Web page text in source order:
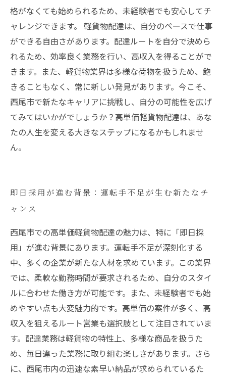
格がなくても始められるため、未経験者でも安心してチ
ャレンジできます。 軽貨物配達は、自分のペースで仕事
ができる自由さがあります。配達ルートを自分で決めら
れるため、効率良く業務を行い、高収入を得ることがで
きます。また、軽貨物業界は多様な荷物を扱うため、飽
きることもなく、常に新しい発見があります。今こそ、
西尾市で新たなキャリアに挑戦し、自分の可能性を広げ
てみてはいかがでしょうか？高単価軽貨物配達は、あな
たの人生を変える大きなステップになるかもしれませ
ん。
即日採用が進む背景：運転手不足が生む新たなチ
ャンス
西尾市での高単価軽貨物配達の魅力は、特に「即日採
用」が進む背景にあります。運転手不足が深刻化する
中、多くの企業が新たな人材を求めています。この業界
では、柔軟な勤務時間が要求されるため、自分のスタイ
ルに合わせた働き方が可能です。また、未経験者でも始
めやすい点も大変魅力的です。高単価の案件が多く、高
収入を狙えるルート営業も選択肢として注目されていま
す。配達業務は軽貨物の特性上、多様な商品を扱うた
め、毎日違った業務に取り組む楽しさがあります。さら
に、西尾市内の迅速な素早い納品が求められているた